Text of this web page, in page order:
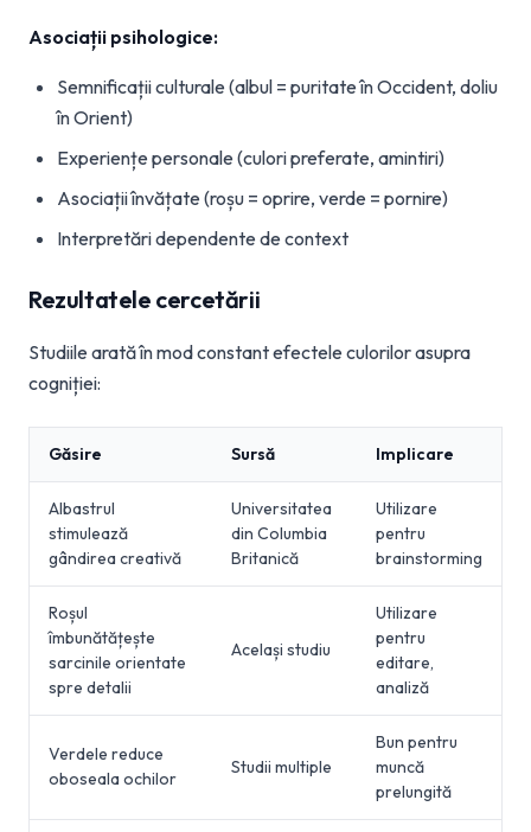
Asociații psihologice:
Semnificații culturale (albul = puritate în Occident, doliu
în Orient)
Experiențe personale (culori preferate, amintiri)
Asociații învățate (roșu = oprire, verde = pornire)
Interpretări dependente de context
Rezultatele cercetării
Studiile arată în mod constant efectele culorilor asupra
cogniției:
Găsire Sursă Implicare
Albastrul
stimulează
gândirea creativă
Universitatea
din Columbia
Britanică
Utilizare
pentru
brainstorming
Roșul
îmbunătățește
sarcinile orientate
spre detalii
Același studiu
Utilizare
pentru
editare,
analiză
Verdele reduce
oboseala ochilor
Studii multiple
Bun pentru
muncă
prelungită